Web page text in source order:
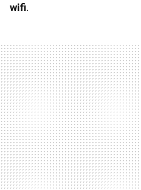
wifi.